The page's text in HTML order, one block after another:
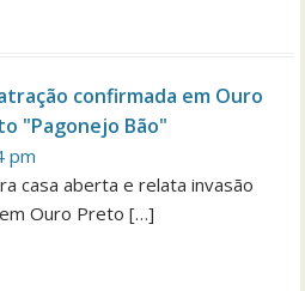
confirmada em Ouro
"Pagonejo Bão"
pm
casa aberta e relata invasão
Ouro Preto […]